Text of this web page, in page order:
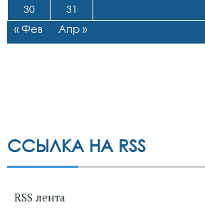
30
31
« Фев Апр »
ССЫЛКА НА RSS
RSS лента